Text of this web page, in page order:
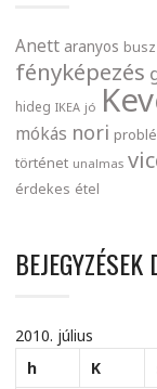
Anett aranyos busz
fényképezés
hideg IKEA jó
mókás nori
történet unalmas
érdekes étel
2010. július
h
K